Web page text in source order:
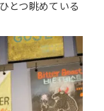
とつ眺めている